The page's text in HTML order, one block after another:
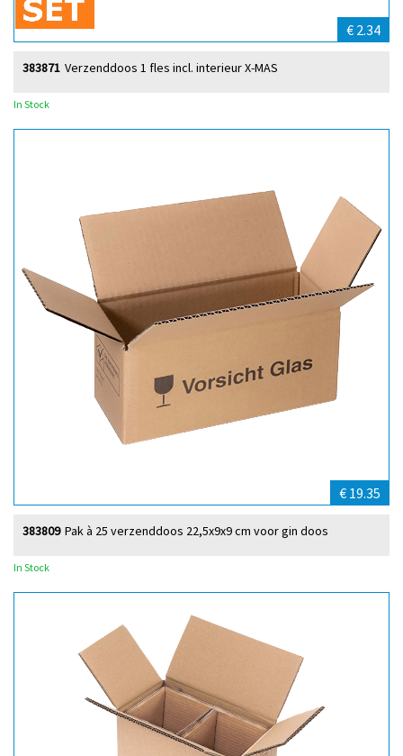
€ 2.34
Verzenddoos 1 fles incl. interieur X-MAS
383871
In Stock
€ 19.35
Pak à 25 verzenddoos 22,5x9x9 cm voor gin doos
383809
In Stock